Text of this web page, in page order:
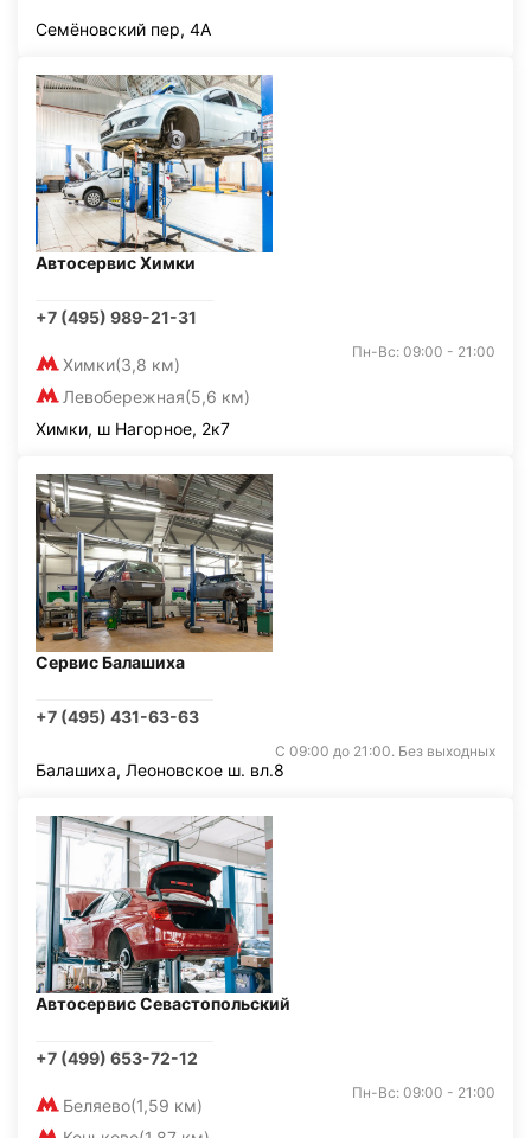
Семёновский пер, 4А
Автосервис Химки
+7 (495) 989-21-31
Химки(3,8 км)
Левобережная(5,6 км)
Пн-Вс: 09:00 - 21:00
Химки, ш Нагорное, 2к7
Сервис Балашиха
+7 (495) 431-63-63
С 09:00 до 21:00. Без выходных
Балашиха, Леоновское ш. вл.8
Автосервис Севастопольский
+7 (499) 653-72-12
Беляево(1,59 км)
Пн-Вс: 09:00 - 21:00